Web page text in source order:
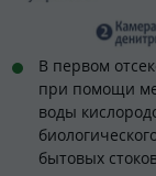
В первом
при помощи
воды
бытовых